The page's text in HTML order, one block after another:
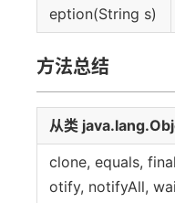
eption(String s)
方法总结
从类
clone, equals,
otify, notifyAll,